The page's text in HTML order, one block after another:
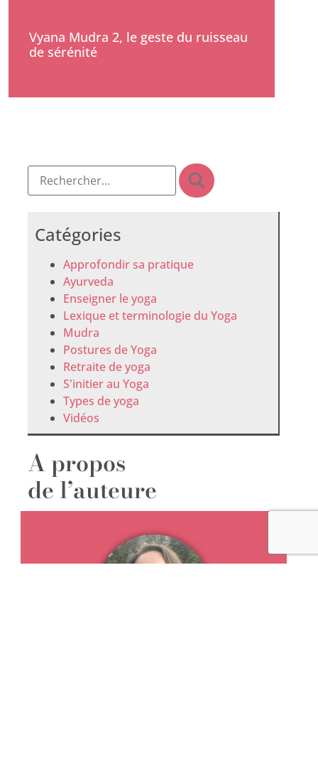
Vyana Mudra 2, le geste du ruisseau
de sérénité
Catégories
Approfondir sa pratique
Ayurveda
Enseigner le yoga
Lexique et terminologie du Yoga
Mudra
Postures de Yoga
Retraite de yoga
S'initier au Yoga
Types de yoga
Vidéos
A propos
de l’auteure